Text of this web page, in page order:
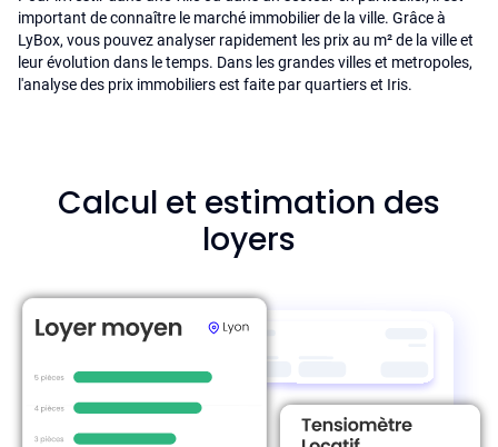
important de connaître le marché immobilier de la ville. Grâce à
LyBox, vous pouvez analyser rapidement les prix au m² de la ville et
leur évolution dans le temps. Dans les grandes villes et metropoles,
l'analyse des prix immobiliers est faite par quartiers et Iris.
Calcul et estimation des
loyers